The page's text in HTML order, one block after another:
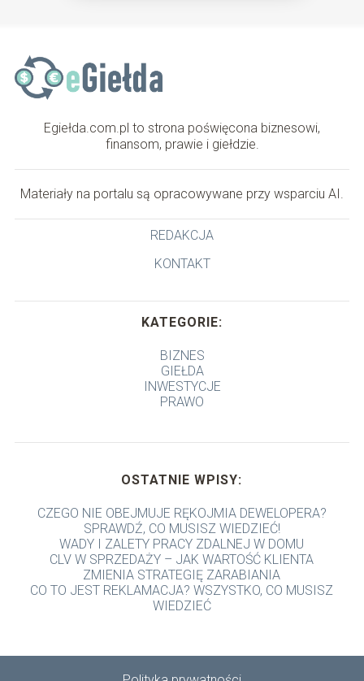
Egiełda.com.pl to strona poświęcona biznesowi,
finansom, prawie i giełdzie.
Materiały na portalu są opracowywane przy wsparciu AI.
REDAKCJA
KONTAKT
KATEGORIE:
BIZNES
GIEŁDA
INWESTYCJE
PRAWO
OSTATNIE WPISY:
CZEGO NIE OBEJMUJE RĘKOJMIA DEWELOPERA?
SPRAWDŹ, CO MUSISZ WIEDZIEĆ!
WADY I ZALETY PRACY ZDALNEJ W DOMU
CLV W SPRZEDAŻY – JAK WARTOŚĆ KLIENTA
ZMIENIA STRATEGIĘ ZARABIANIA
CO TO JEST REKLAMACJA? WSZYSTKO, CO MUSISZ
WIEDZIEĆ